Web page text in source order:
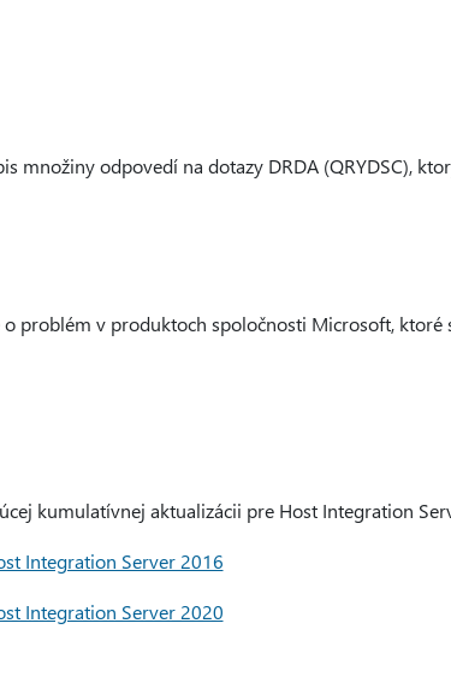
množiny odpovedí na dotazy DRDA (QRYDSC),
problém v produktoch spoločnosti Microsoft, ktoré
kumulatívnej aktualizácii pre Host Integration
Integration Server 2016
Integration Server 2020